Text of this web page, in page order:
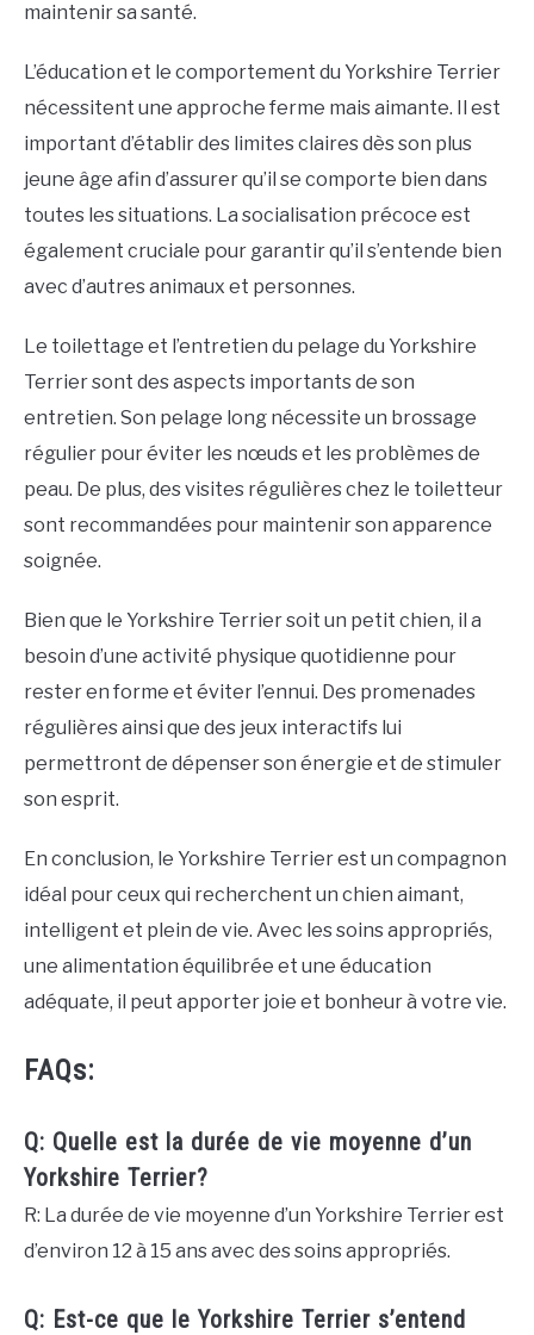
maintenir sa santé.
L’éducation et le comportement du Yorkshire Terrier
nécessitent une approche ferme mais aimante. Il est
important d’établir des limites claires dès son plus
jeune âge afin d’assurer qu’il se comporte bien dans
toutes les situations. La socialisation précoce est
également cruciale pour garantir qu’il s’entende bien
avec d’autres animaux et personnes.
Le toilettage et l’entretien du pelage du Yorkshire
Terrier sont des aspects importants de son
entretien. Son pelage long nécessite un brossage
régulier pour éviter les nœuds et les problèmes de
peau. De plus, des visites régulières chez le toiletteur
sont recommandées pour maintenir son apparence
soignée.
Bien que le Yorkshire Terrier soit un petit chien, il a
besoin d’une activité physique quotidienne pour
rester en forme et éviter l’ennui. Des promenades
régulières ainsi que des jeux interactifs lui
permettront de dépenser son énergie et de stimuler
son esprit.
En conclusion, le Yorkshire Terrier est un compagnon
idéal pour ceux qui recherchent un chien aimant,
intelligent et plein de vie. Avec les soins appropriés,
une alimentation équilibrée et une éducation
adéquate, il peut apporter joie et bonheur à votre vie.
FAQs:
Q: Quelle est la durée de vie moyenne d’un
Yorkshire Terrier?
R: La durée de vie moyenne d’un Yorkshire Terrier est
d’environ 12 à 15 ans avec des soins appropriés.
Q: Est-ce que le Yorkshire Terrier s’entend